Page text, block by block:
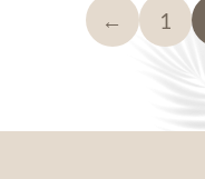
← 1